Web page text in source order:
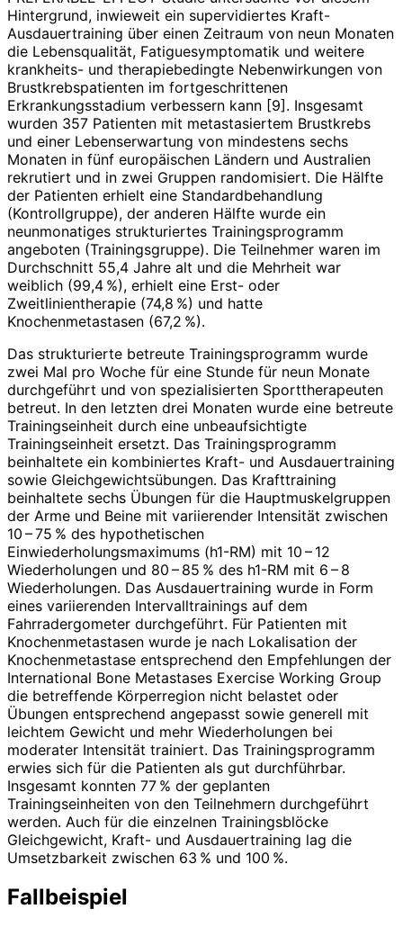
Hintergrund, inwieweit ein supervidiertes Kraft-
Ausdauertraining über einen Zeitraum von neun Monaten
die Lebensqualität, Fati­guesymptomatik und weitere
krankheits- und therapiebedingte Nebenwirkungen von
Brustkrebspatienten im fortgeschrittenen
Erkrankungsstadium verbessern kann [9]. Insgesamt
wurden 357 Patienten mit metastasiertem Brustkrebs
und einer Lebenserwartung von mindestens sechs
Monaten in fünf europäischen Ländern und Australien
rekrutiert und in zwei Gruppen rando­misiert. Die Hälfte
der Patienten erhielt eine Standardbehandlung
(Kontrollgruppe), der anderen Hälfte wurde ein
neunmonatiges strukturiertes Trainingsprogramm
angeboten (Trainingsgruppe). Die Teilnehmer waren im
Durchschnitt 55,4 Jahre alt und die Mehrheit war
weiblich (99,4 %), erhielt eine Erst- oder
Zweitlinientherapie (74,8 %) und hatte
Knochenmetastasen (67,2 %).
Das strukturierte betreute Trainingsprogramm wurde
zwei Mal pro Woche für eine Stunde für neun Monate
durchgeführt und von spezialisierten Sporttherapeuten
betreut. In den letzten drei Monaten wurde eine betreute
Trainingseinheit durch eine unbeaufsichtigte
Trainingseinheit ersetzt. Das Trainingsprogramm
beinhaltete ein kombiniertes Kraft- und Ausdauertraining
sowie Gleichgewichtsübungen. Das Krafttraining
beinhaltete sechs Übungen für die Hauptmuskelgruppen
der Arme und Beine mit variierender Intensität zwischen
10 – 75 % des hypothetischen
Einwiederholungsmaximums (h1-RM) mit 10 – 12
Wiederholungen und 80 – 85 % des h1-RM mit 6 – 8
Wiederholungen. Das Ausdauertraining wurde in Form
eines variierenden Intervalltrainings auf dem
Fahrradergometer durchgeführt. Für Patienten mit
Knochenmetastasen wurde je nach Lokalisation der
Knochenmetastase entsprechend den Empfehlungen der
International Bone Metastases Exercise Working Group
die betreffende Körperregion nicht belastet oder
Übungen entsprechend angepasst sowie generell mit
leichtem Gewicht und mehr Wiederholungen bei
moderater Intensität trainiert. Das Trainingsprogramm
erwies sich für die Patienten als gut durchführbar.
Insgesamt konnten 77 % der geplanten
Trainingseinheiten von den Teilnehmern durchgeführt
werden. Auch für die einzelnen Trainingsblöcke
Gleichgewicht, Kraft- und Ausdauertraining lag die
Umsetzbarkeit zwischen 63 % und 100 %.
Fallbeispiel